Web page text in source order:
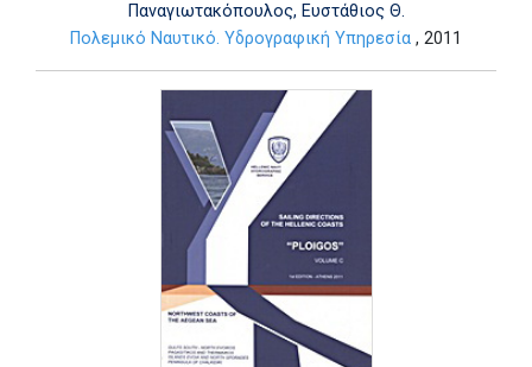
Παναγιωτακόπουλος, Ευστάθιος Θ.
Πολεμικό Ναυτικό. Υδρογραφική Υπηρεσία , 2011